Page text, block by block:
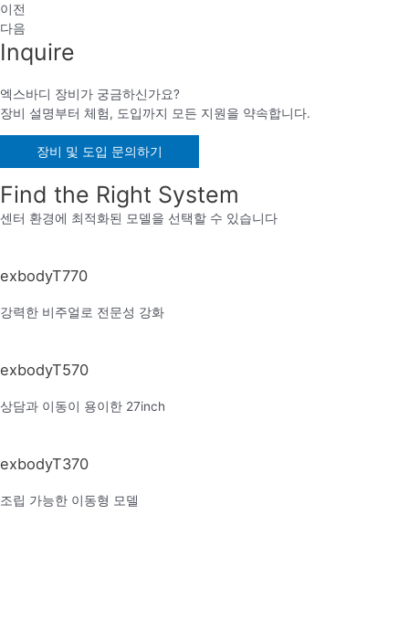
이전
다음
Inquire
엑스바디 장비가 궁금하신가요?
장비 설명부터 체험, 도입까지 모든 지원을 약속합니다.
장비 및 도입 문의하기
Find the Right System
센터 환경에 최적화된 모델을 선택할 수 있습니다
exbodyT770
강력한 비주얼로 전문성 강화
exbodyT570
상담과 이동이 용이한 27inch
exbodyT370
조립 가능한 이동형 모델